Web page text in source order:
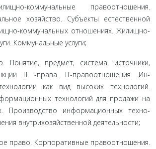
коммунальные правоотношения.
хозяйство. Субъекты естественной
коммунальных отношениях. Жи­лищно-
Коммунальные услуги;
предмет, система, источники,
IT -права. IT-правоотношения. Ин­
как вид высоких технологий.
технологий для продажи на
Производство информационных техно­
внутрихозяйственной деятельности;
Корпоративные правоотноше­ния.